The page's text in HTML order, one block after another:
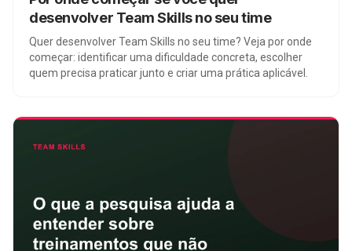
desenvolver Team Skills no seu time
Quer desenvolver Team Skills no seu time? Veja por onde
começar: identificar uma dificuldade concreta, escolher
quem precisa praticar junto e criar uma prática aplicável.